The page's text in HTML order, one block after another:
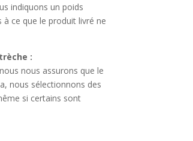
indiquons un poids
ce que le produit livré ne
:
nous assurons que le
nous sélectionnons des
si certains sont